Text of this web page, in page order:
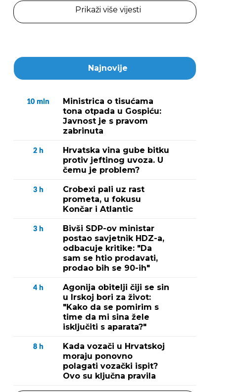
Prikaži više vijesti
Najnovije
10 min
Ministrica o tisućama
tona otpada u Gospiću:
Javnost je s pravom
zabrinuta
2 h
Hrvatska vina gube bitku
protiv jeftinog uvoza. U
čemu je problem?
3 h
Crobexi pali uz rast
prometa, u fokusu
Končar i Atlantic
3 h
Bivši SDP-ov ministar
postao savjetnik HDZ-a,
odbacuje kritike: "Da
sam se htio prodavati,
prodao bih se 90-ih"
4 h
Agonija obitelji čiji se sin
u Irskoj bori za život:
"Kako da se pomirim s
time da mi sina žele
isključiti s aparata?"
8 h
Kada vozači u Hrvatskoj
moraju ponovno
polagati vozački ispit?
Ovo su ključna pravila